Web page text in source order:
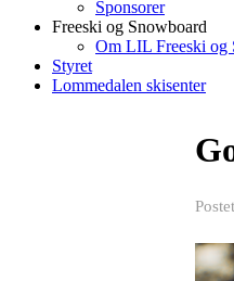
Sponsorer
Freeski og Snowboard
Om LIL Freeski og
Styret
Lommedalen skisenter